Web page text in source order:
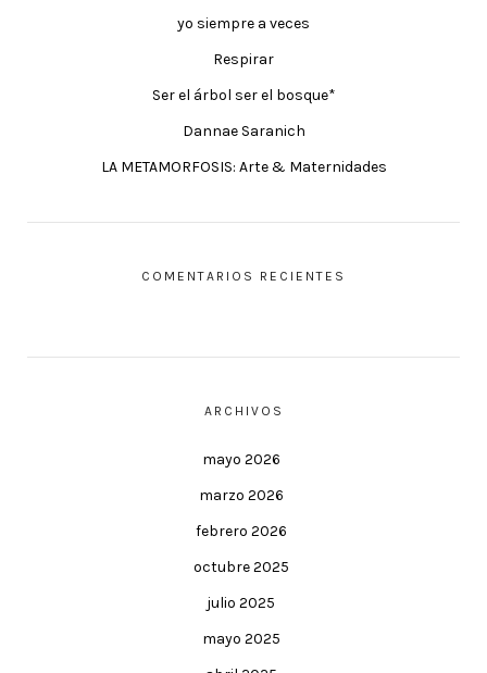
yo siempre a veces
Respirar
Ser el árbol ser el bosque*
Dannae Saranich
LA METAMORFOSIS: Arte & Maternidades
COMENTARIOS RECIENTES
ARCHIVOS
mayo 2026
marzo 2026
febrero 2026
octubre 2025
julio 2025
mayo 2025